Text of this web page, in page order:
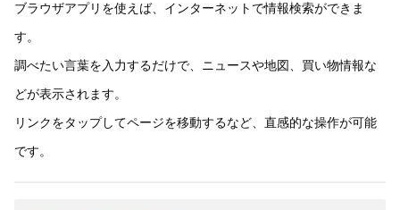
ブラウザアプリを使えば、インターネットで情報検索ができま
す。
調べたい言葉を入力するだけで、ニュースや地図、買い物情報な
どが表示されます。
リンクをタップしてページを移動するなど、直感的な操作が可能
です。